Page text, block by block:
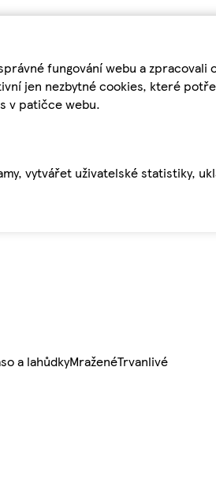
fungování webu a
jen nezbytné cookies, které
v patičce webu.
vytvářet uživatelské statistiky,
a lahůdkyMraženéTrvanlivé